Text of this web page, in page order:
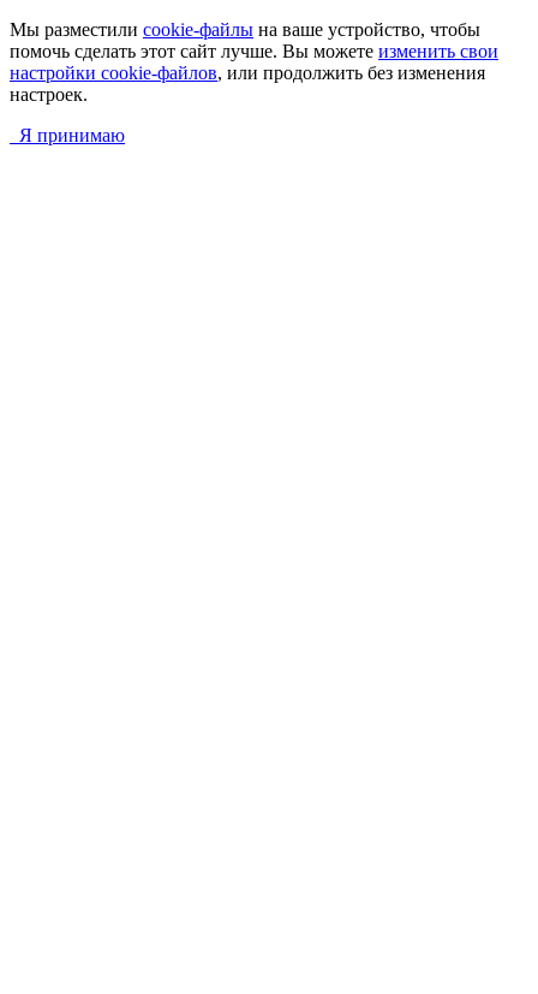
Мы разместили cookie-файлы на ваше устройство, чтобы
помочь сделать этот сайт лучше. Вы можете изменить свои
настройки cookie-файлов, или продолжить без изменения
настроек.
Я принимаю